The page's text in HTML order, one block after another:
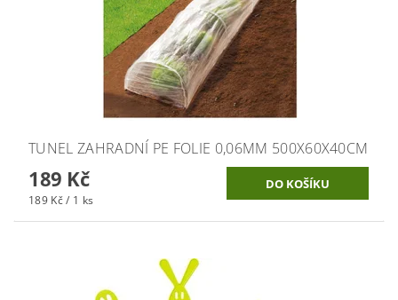
TUNEL ZAHRADNÍ PE FOLIE 0,06MM 500X60X40CM
189 Kč
189 Kč / 1 ks